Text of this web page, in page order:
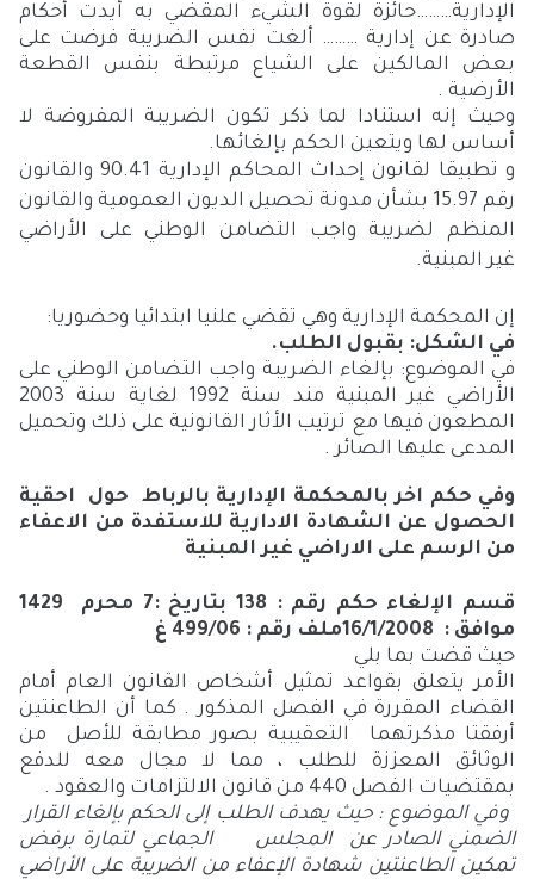
الإدارية………حائزة لقوة الشيء المقضي به أيدت أحكام
صادرة عن إدارية ………
ألغت نفس الضريبة فرضت على
بعض المالكين على الشياع مرتبطة بنفس القطعة
الأرضية .
وحيث إنه استنادا لما ذكر تكون الضريبة المفروضة لا
أساس لها ويتعين الحكم بإلغائها.
و تطبيقا لقانون إحداث المحاكم الإدارية 90.41 والقانون
رقم 15.97 بشأن مدونة تحصيل الديون العمومية والقانون
المنظم لضريبة واجب التضامن الوطني على الأراضي
غير المبنية.
إن المحكمة الإدارية وهي تقضي علنيا ابتدائيا وحضوريا:
في الشكل: بقبول الطلب.
في الموضوع: بإلغاء الضريبة واجب التضامن الوطني على
الأراضي غير المبنية مند سنة 1992 لغاية سنة 2003
المطعون فيها مع ترتيب الأثار القانونية على ذلك وتحميل
المدعى عليها الصائر .
وفي حكم اخر بالمحكمة الإدارية بالرباط حول احقية
الحصول عن الشهادة الادارية للاستفدة من الاعفاء
من الرسم على الاراضي غير المبنية
قسم الإلغاء
حكم رقم : 138 بتاريخ :7 محرم 1429
موافق : 16/1/2008ملف رقم : 499/06 غ
حيث قضت بما بلي
الأمر يتعلق بقواعد تمثيل أشخاص القانون العام أمام
القضاء المقررة في الفصل المذكور . كما أن الطاعنتين
أرفقتا مذكرتهما التعقيبية بصور مطابقة للأصل من
الوثائق المعززة للطلب ، مما لا مجال معه للدفع
بمقتضيات الفصل 440 من قانون الالتزامات والعقود .
وفي الموضوع : حيث يهدف الطلب إلى الحكم بإلغاء القرار
الضمني الصادر عن المجلس الجماعي لتمارة برفض
تمكين الطاعنتين شهادة الإعفاء من الضريبة على الأراضي